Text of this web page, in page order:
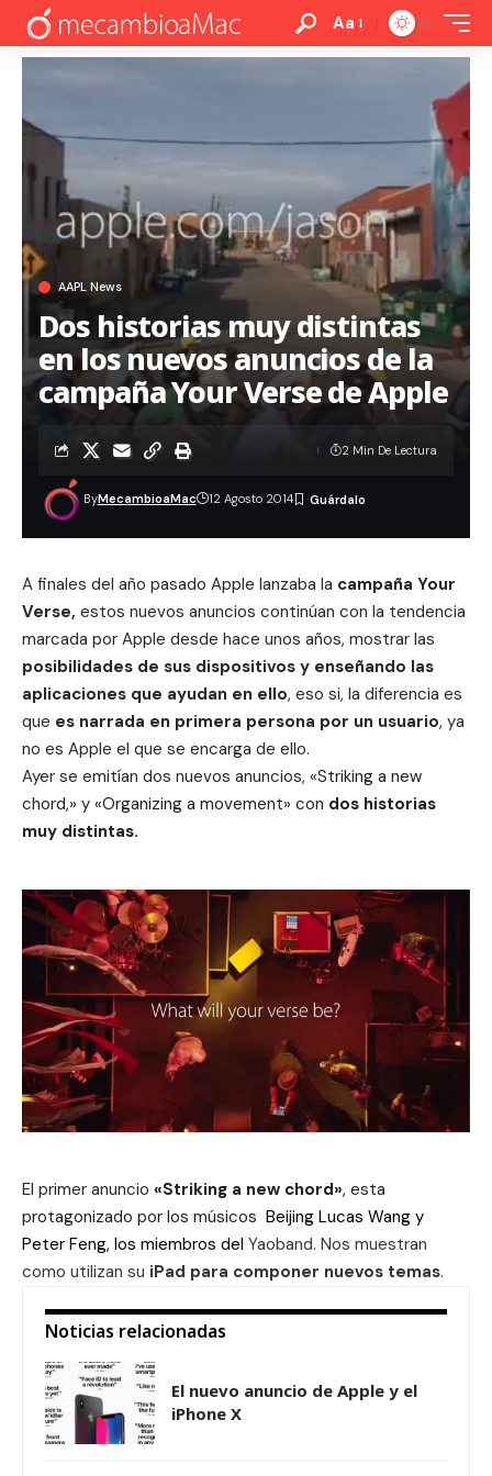
Aa
AAPL News
Dos historias muy distintas
en los nuevos anuncios de la
campaña Your Verse de Apple
ByMecambioaMac 12 Agosto 2014
2 Min De Lectura
A finales del año pasado Apple lanzaba la campaña Your
Verse, estos nuevos anuncios continúan con la tendencia
marcada por Apple desde hace unos años, mostrar las
posibilidades de sus dispositivos y enseñando las
aplicaciones que ayudan en ello, eso si, la diferencia es
que es narrada en primera persona por un usuario, ya
no es Apple el que se encarga de ello.
Ayer se emitían dos nuevos anuncios, «Striking a new
chord,» y «Organizing a movement» con dos historias
muy distintas.
El primer anuncio «Striking a new chord», esta
protagonizado por los músicos Beijing Lucas Wang y
Peter Feng, los miembros del Yaoband. Nos muestran
como utilizan su iPad para componer nuevos temas.
Noticias relacionadas
El nuevo anuncio de Apple y el
iPhone X